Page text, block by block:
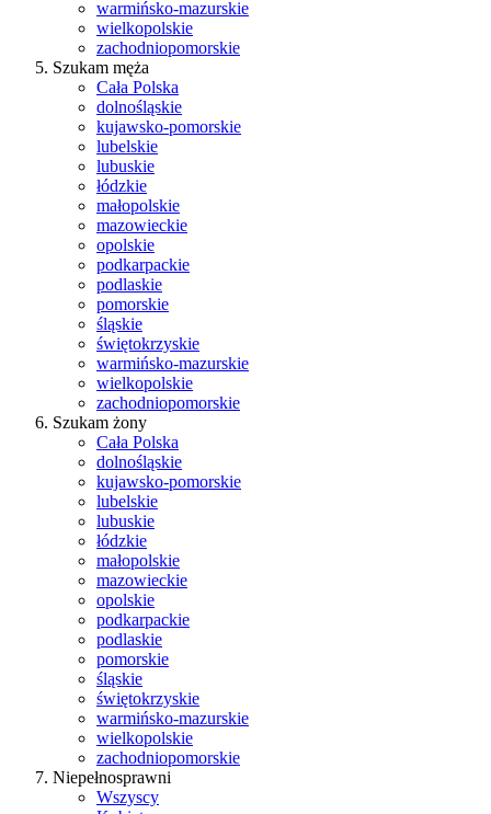
warmińsko-mazurskie
wielkopolskie
zachodniopomorskie
Szukam męża
Cała Polska
dolnośląskie
kujawsko-pomorskie
lubelskie
lubuskie
łódzkie
małopolskie
mazowieckie
opolskie
podkarpackie
podlaskie
pomorskie
śląskie
świętokrzyskie
warmińsko-mazurskie
wielkopolskie
zachodniopomorskie
Szukam żony
Cała Polska
dolnośląskie
kujawsko-pomorskie
lubelskie
lubuskie
łódzkie
małopolskie
mazowieckie
opolskie
podkarpackie
podlaskie
pomorskie
śląskie
świętokrzyskie
warmińsko-mazurskie
wielkopolskie
zachodniopomorskie
Niepełnosprawni
Wszyscy